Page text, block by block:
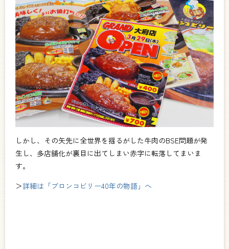
しかし、その矢先に全世界を揺るがした牛肉のBSE問題が発
生し、多店舗化が裏目に出てしまい赤字に転落してまいま
す。
＞詳細は「ブロンコビリー40年の物語」 へ